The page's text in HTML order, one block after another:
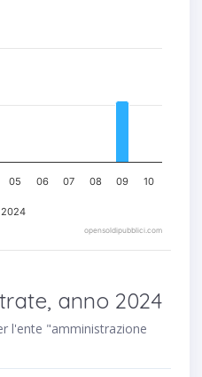
2024
08
05 06 07 09 10
opensoldipubblici.com
anno 2024
l'ente "amministrazione